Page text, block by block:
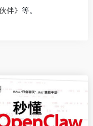
伴》 等。